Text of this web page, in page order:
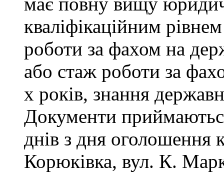
кваліфікаційним
роботи за фахом на
або стаж роботи за
х років, знання
Документи
днів з дня оголошення
Корюківка, вул. К.